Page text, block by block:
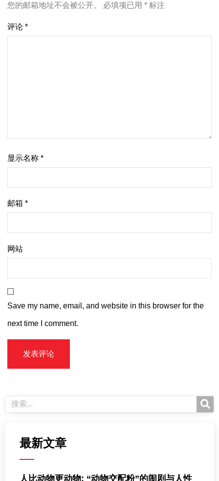
您的邮箱地址不会被公开。 必填项已用 * 标注
评论 *
显示名称 *
邮箱 *
网站
Save my name, email, and website in this browser for the
next time I comment.
最新文章
人比动物更动物: “动物交配粉”的闹剧与人性